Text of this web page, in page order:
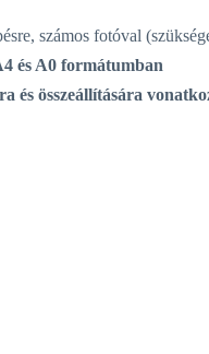
számos fotóval
és A0 formátumban
és összeállítására